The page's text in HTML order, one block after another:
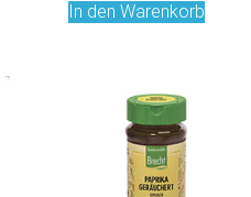
In den Warenkorb